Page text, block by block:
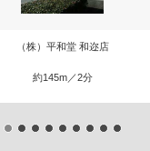
（株）平和堂 和迩店
約145m／2分